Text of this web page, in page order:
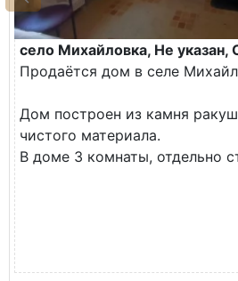
село Михайловка, Не указан,
Продаётся дом в селе
Дом построен из камня
чистого материала.
В доме 3 комнаты, отдельно